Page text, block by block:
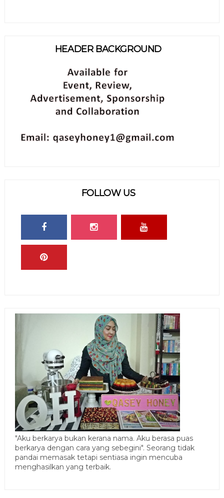
HEADER BACKGROUND
FOLLOW US
"Aku berkarya bukan kerana nama. Aku berasa puas
berkarya dengan cara yang sebegini". Seorang tidak
pandai memasak tetapi sentiasa ingin mencuba
menghasilkan yang terbaik.